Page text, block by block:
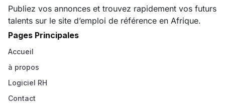
Publiez vos annonces et trouvez rapidement vos futurs
talents sur le site d’emploi de référence en Afrique.
Pages Principales
Accueil
à propos
Logiciel RH
Contact